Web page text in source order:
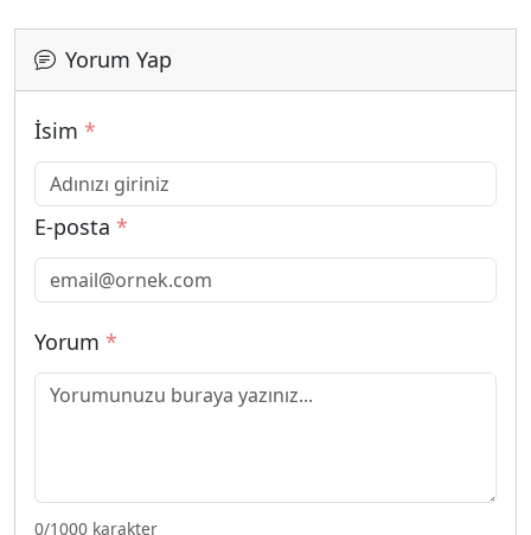
Yorum Yap
İsim *
E-posta *
Yorum *
0/1000 karakter